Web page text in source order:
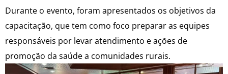
Durante o evento, foram apresentados os objetivos da
capacitação, que tem como foco preparar as equipes
responsáveis por levar atendimento e ações de
promoção da saúde a comunidades rurais.